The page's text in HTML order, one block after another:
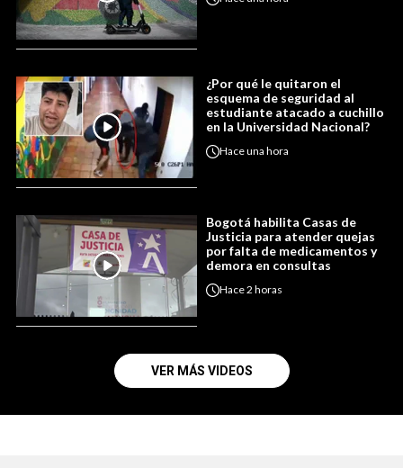
¿Por qué le quitaron el
esquema de seguridad al
estudiante atacado a cuchillo
en la Universidad Nacional?
Haceuna hora
Bogotá habilita Casas de
Justicia para atender quejas
por falta de medicamentos y
demora en consultas
Hace2 horas
VER MÁS VIDEOS